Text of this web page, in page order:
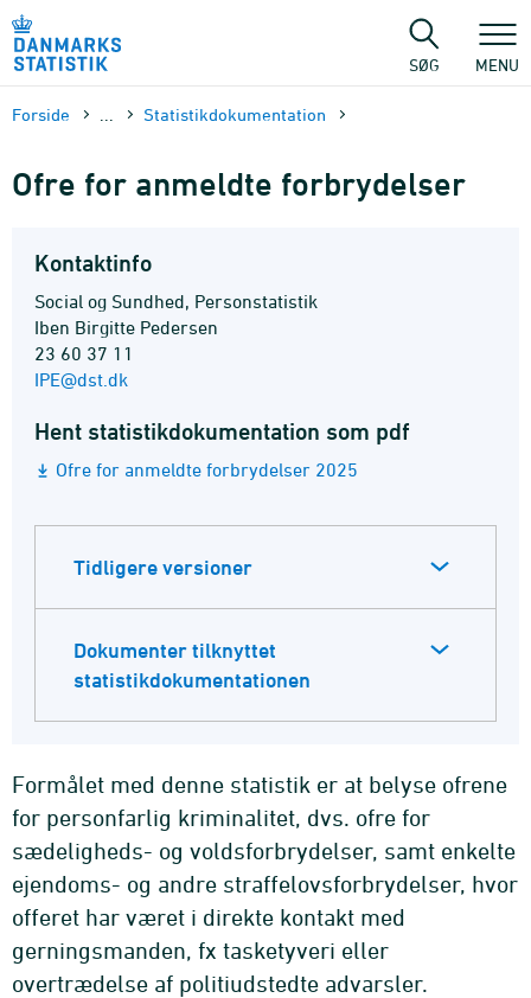
sidens
SØG MENU
Forside Statistik­dokument­ation
Ofre for anmeldte forbrydelser
Kontaktinfo
Social og Sundhed, Personstatistik
Iben Birgitte Pedersen
23 60 37 11
IPE@dst.dk
Hent statistikdokumentation som pdf
Ofre for anmeldte forbrydelser 2025
Tidligere versioner
Dokumenter tilknyttet
statistikdokumentationen
Formålet med denne statistik er at belyse ofrene
for personfarlig kriminalitet, dvs. ofre for
sædeligheds- og voldsforbrydelser, samt enkelte
ejendoms- og andre straffelovsforbrydelser, hvor
offeret har været i direkte kontakt med
gerningsmanden, fx tasketyveri eller
overtrædelse af politiudstedte advarsler.